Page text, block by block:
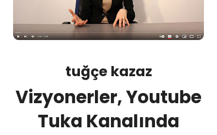
tuğçe kazaz
Vizyonerler, Youtube
Tuka Kanalında